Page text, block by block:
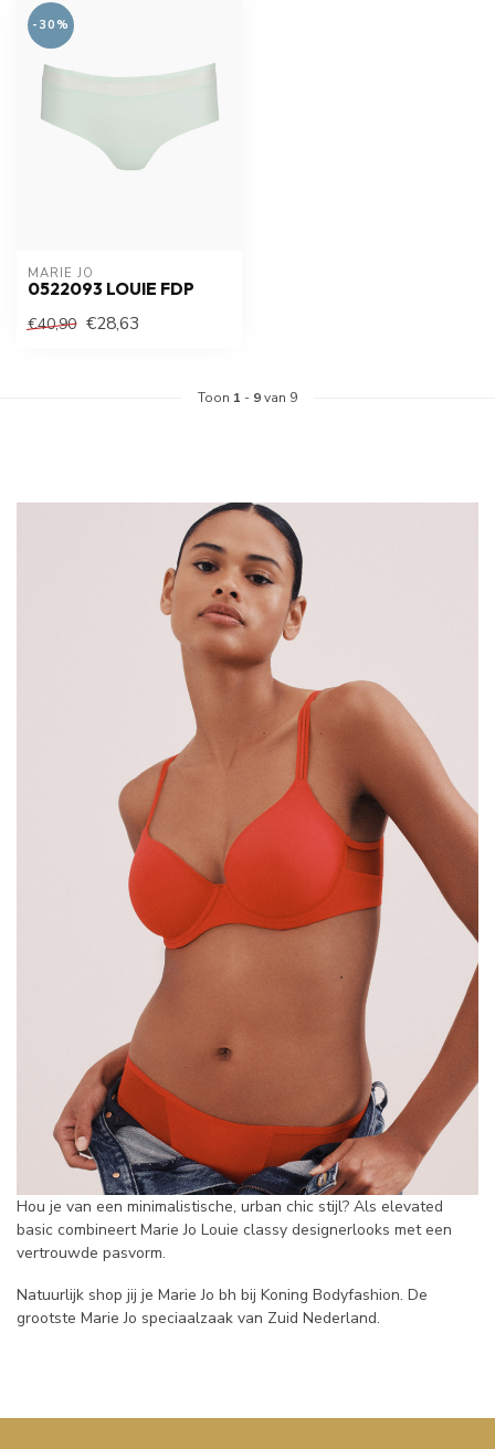
-30%
MARIE JO
0522093 LOUIE FDP
€40,90 €28,63
Toon 1 - 9van 9
Hou je van een minimalistische, urban chic stijl? Als elevated
basic combineert Marie Jo Louie classy designerlooks met een
vertrouwde pasvorm.
Natuurlijk shop jij je Marie Jo bh bij Koning Bodyfashion. De
grootste Marie Jo speciaalzaak van Zuid Nederland.